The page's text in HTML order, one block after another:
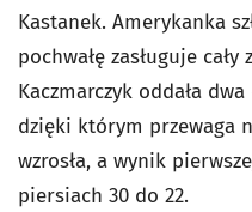
Kastanek. Amerykanka
pochwałę zasługuje cały
Kaczmarczyk oddała
dzięki którym przewaga
wzrosła, a wynik
piersiach 30 do 22.